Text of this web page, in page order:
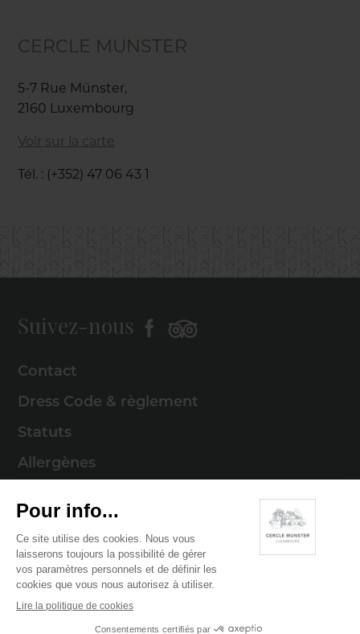
CERCLE MUNSTER
5-7 Rue Münster,
2160 Luxembourg
Voir sur la carte
Tél. : (+352) 47 06 43 1
Suivez-nous
Contact
Dress Code & règlement
Statuts
Allergènes
Mentions légales
Politique de cookies
Politique de confidentialité
© 2026 Cercle Munster . Tous droits réservés